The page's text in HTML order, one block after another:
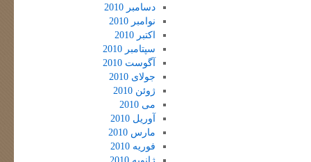
دسامبر 2010
نوامبر 2010
اکتبر 2010
سپتامبر 2010
آگوست 2010
جولای 2010
ژوئن 2010
می 2010
آوریل 2010
مارس 2010
فوریه 2010